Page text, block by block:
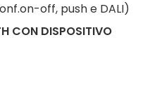
off, push e DALI)
CON DISPOSITIVO